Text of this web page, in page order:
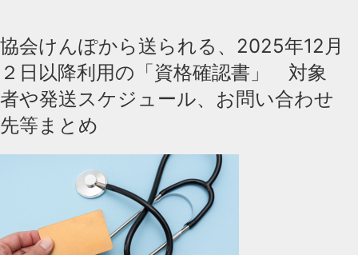
協会けんぽから送られる、2025年12月
２日以降利用の「資格確認書」 対象
者や発送スケジュール、お問い合わせ
先等まとめ